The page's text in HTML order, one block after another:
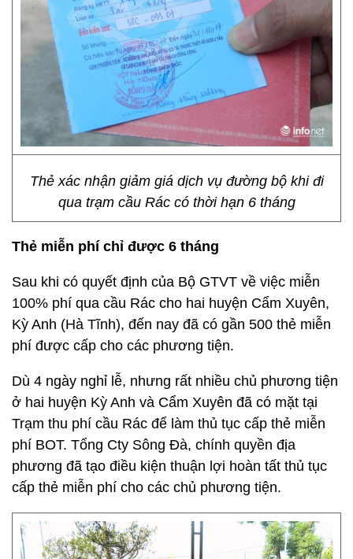
Thẻ xác nhận giảm giá dịch vụ đường bộ khi đi
qua trạm cầu Rác có thời hạn 6 tháng
Thẻ miễn phí chỉ được 6 tháng
Sau khi có quyết định của Bộ GTVT về việc miễn
100% phí qua cầu Rác cho hai huyện Cẩm Xuyên,
Kỳ Anh (Hà Tĩnh), đến nay đã có gần 500 thẻ miễn
phí được cấp cho các phương tiện.
Dù 4 ngày nghỉ lễ, nhưng rất nhiều chủ phương tiện
ở hai huyện Kỳ Anh và Cẩm Xuyên đã có mặt tại
Trạm thu phí cầu Rác để làm thủ tục cấp thẻ miễn
phí BOT. Tổng Cty Sông Đà, chính quyền địa
phương đã tạo điều kiện thuận lợi hoàn tất thủ tục
cấp thẻ miễn phí cho các chủ phương tiện.